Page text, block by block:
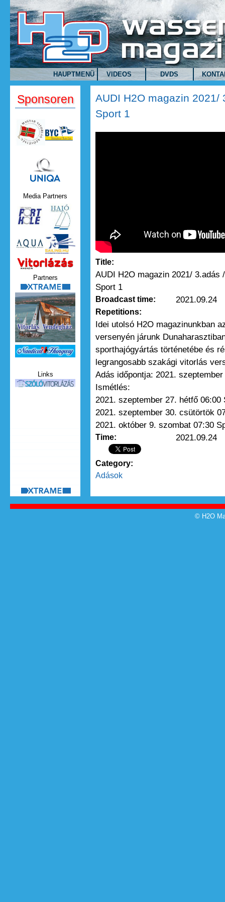
Direkt zum Inhalt
HAUPTMENÜ VIDEOS DVDS
AUDI H2O magazin
Sport 1
Title:
AUDI H2O magazin 2021/ 3.adás
Sport 1
Broadcast time: 2021.09.24
Repetitions:
Idei utolsó H2O magazinunkban
versenyén járunk
sporthajógyártás történetébe és
legrangosabb szakági vitorlás
Adás időpontja: 2021.
Ismétlés:
2021. szeptember 27. hétfő 06:00
2021. szeptember 30. csütörtök
2021. október 9. szombat 07:30
Time: 2021.09.24
Category:
Adások
Sponsoren
Uniqa.png
Media Partners
Vitorlazas_magazin.jpg
Partners
xtrame.png
Nauticat.jpg
Links
szolo_vitorlazas.jpg
© H2O